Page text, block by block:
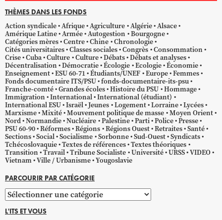
THÈMES DANS LES FONDS
Action syndicale Afrique Agriculture Algérie Alsace
Amérique Latine Armée Autogestion
Bourgogne
Catégories mères Centre Chine Chronologie
Cités universitaires Classes sociales Congrès Consommation
Crise Cuba Culture Culture Débats Débats et analyses
Décentralisation Démocratie Écologie Ecologie Économie
Enseignement ESU 60-71 Étudiants/UNEF Europe Femmes
Fonds documentaire ITS/PSU fonds-documentaire-its-psu
Franche-comté Grandes écoles Histoire du PSU Hommage
Immigration International International (étudiant)
International ESU Israël Jeunes Logement Lorraine Lycées
Marxisme Mixité Mouvement politique de masse Moyen Orient
Nord Normandie Nucléaire Palestine Parti Police Presse
PSU 60-90 Réformes Régions Régions Ouest Retraites Santé
Sections Social Socialisme Sorbonne Sud-Ouest Syndicats
Tchécoslovaquie Textes de références Textes théoriques
Transition Travail Tribune Socialiste Université URSS VIDEO
Vietnam Ville / Urbanisme Yougoslavie
PARCOURIR PAR CATÉGORIE
Parcourir
par
catégorie
L'ITS ET VOUS